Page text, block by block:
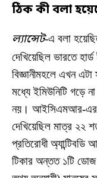
ঠিক কী বলা
ল্যান্সেট-এ বলা
দেখিয়েছিল ভারতে
বিজ্ঞানীমহলে এখন
মধ্যে ইমিউনিটি গড়ে
নয়। আইসিএমআর-এর
দেখিয়েছিল মাত্র ২২
প্রতিরোধী
টিকার অন্তত ১টি